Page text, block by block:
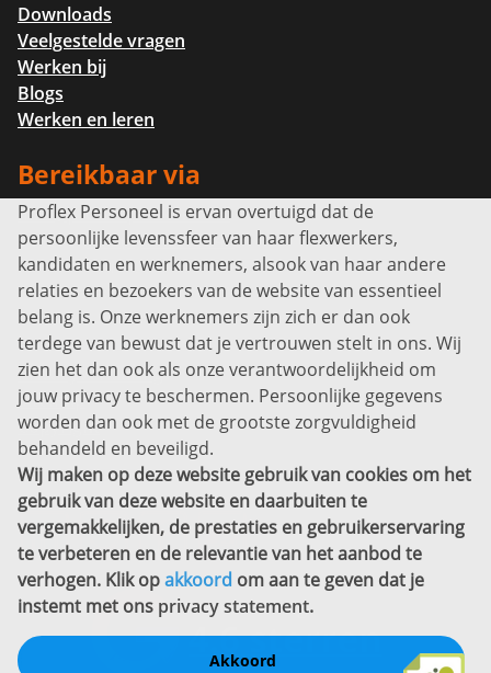
Downloads
Veelgestelde vragen
Werken bij
Blogs
Werken en leren
Bereikbaar via
Info@proflexpersoneel.nl
Bel ons:+31 (0)85 0450040
Prins Willem-Alexanderlaan 301
7311 SW Apeldoorn
Disclaimer
Privacyverklaring
Sitemap
Copyright
Bekijk ook eens
Proflex Personeel is ervan overtuigd dat de
persoonlijke levenssfeer van haar flexwerkers,
kandidaten en werknemers, alsook van haar andere
relaties en bezoekers van de website van essentieel
belang is. Onze werknemers zijn zich er dan ook
terdege van bewust dat je vertrouwen stelt in ons. Wij
zien het dan ook als onze verantwoordelijkheid om
jouw privacy te beschermen. Persoonlijke gegevens
worden dan ook met de grootste zorgvuldigheid
behandeld en beveiligd.
Wij maken op deze website gebruik van cookies om het
gebruik van deze website en daarbuiten te
vergemakkelijken, de prestaties en gebruikerservaring
te verbeteren en de relevantie van het aanbod te
verhogen. Klik opakkoord om aan te geven dat je
instemt met ons privacy statement.
Akkoord